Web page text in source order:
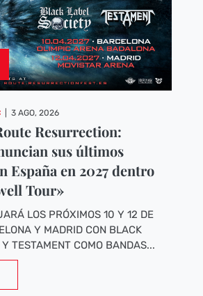
3 AGO, 2026
Resurrection:
sus últimos
España en 2027 dentro
Tour»
LOS PRÓXIMOS 10 Y 12 DE
Y MADRID CON BLACK
TESTAMENT COMO BANDAS...